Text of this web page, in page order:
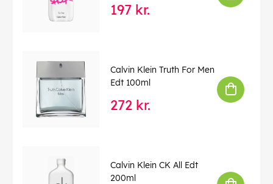
197 kr.
Calvin Klein Truth For Men
Edt 100ml
272 kr.
Calvin Klein CK All Edt
200ml